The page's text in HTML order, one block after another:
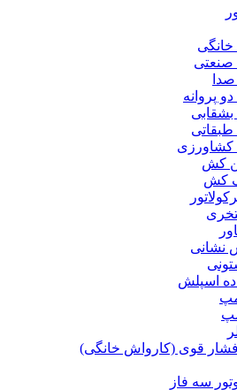
پروانه
کش
کش
نشانی
اسپلش
قوی (کارواش خانگی)
سه فاز